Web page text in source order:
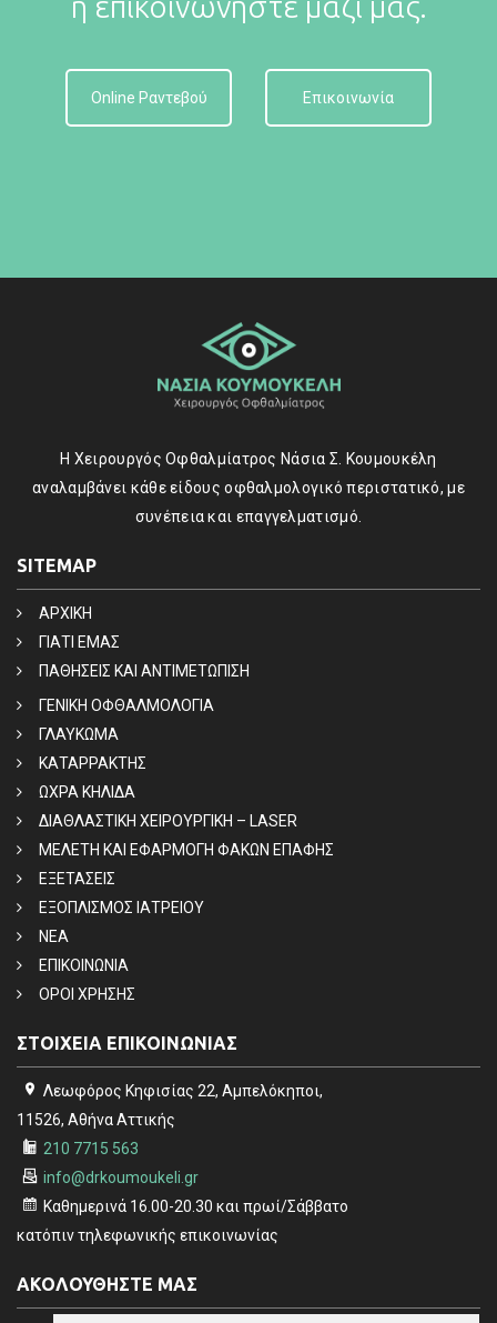
Online Ραντεβού Επικοινωνία
Η Χειρουργός Οφθαλμίατρος Νάσια Σ. Κουμουκέλη
αναλαμβάνει κάθε είδους οφθαλμολογικό περιστατικό, με
συνέπεια και επαγγελματισμό.
SITEMAP
ΑΡΧΙΚΗ
ΓΙΑΤΙ ΕΜΑΣ
ΠΑΘΗΣΕΙΣ ΚΑΙ ΑΝΤΙΜΕΤΩΠΙΣΗ
ΓΕΝΙΚΗ ΟΦΘΑΛΜΟΛΟΓΙΑ
ΓΛΑΥΚΩΜΑ
ΚΑΤΑΡΡΑΚΤΗΣ
ΩΧΡΑ ΚΗΛΙΔΑ
ΔΙΑΘΛΑΣΤΙΚΗ ΧΕΙΡΟΥΡΓΙΚΗ – LASER
ΜΕΛΕΤΗ ΚΑΙ ΕΦΑΡΜΟΓΗ ΦΑΚΩΝ ΕΠΑΦΗΣ
ΕΞΕΤΑΣΕΙΣ
ΕΞΟΠΛΙΣΜΟΣ ΙΑΤΡΕΙΟΥ
ΝΕΑ
ΕΠΙΚΟΙΝΩΝΙΑ
ΟΡΟΙ ΧΡΗΣΗΣ
ΣΤΟΙΧΕΙΑ ΕΠΙΚΟΙΝΩΝΙΑΣ
Λεωφόρος Κηφισίας 22, Αμπελόκηποι,
11526, Αθήνα Αττικής
210 7715 563
info@drkoumoukeli.gr
Καθημερινά 16.00-20.30 και πρωί/Σάββατο
κατόπιν τηλεφωνικής επικοινωνίας
ΑΚΟΛΟΥΘΗΣΤΕ ΜΑΣ